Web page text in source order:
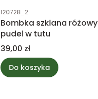
Kod produktu
120728_2
Bombka szklana różowy
pudel w tutu
Cena
39,00 zł
Do koszyka